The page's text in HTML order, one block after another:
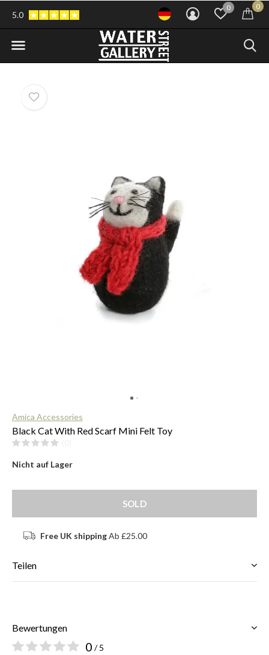
0 0
5.0
Amica Accessories
Black Cat With Red Scarf Mini Felt Toy
Nicht auf Lager
SOLD
Free UK shippingAb £25.00
Teilen
Bewertungen
0 / 5